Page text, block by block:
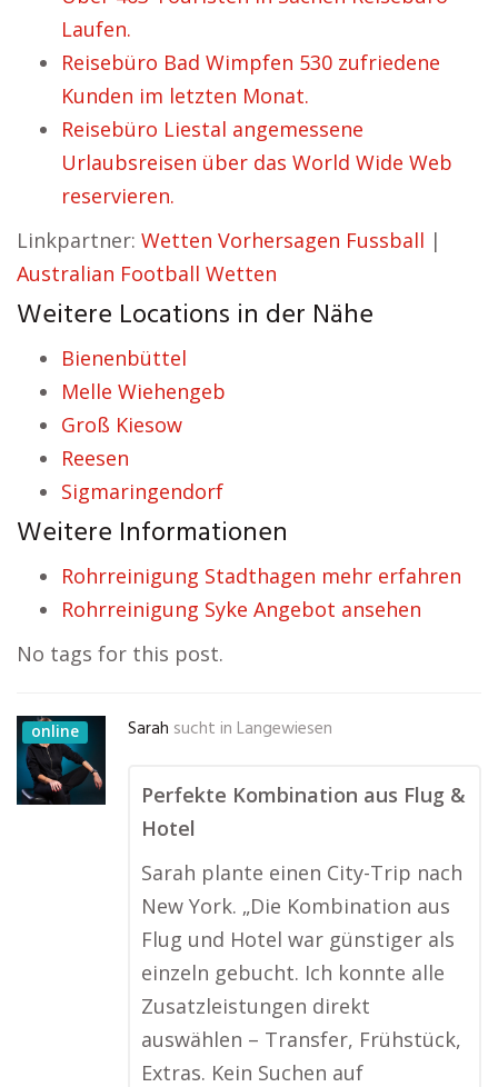
Laufen.
Reisebüro Bad Wimpfen 530 zufriedene
Kunden im letzten Monat.
Reisebüro Liestal angemessene
Urlaubsreisen über das World Wide Web
reservieren.
Linkpartner: Wetten Vorhersagen Fussball |
Australian Football Wetten
Weitere Locations in der Nähe
Bienenbüttel
Melle Wiehengeb
Groß Kiesow
Reesen
Sigmaringendorf
Weitere Informationen
Rohrreinigung Stadthagen mehr erfahren
Rohrreinigung Syke Angebot ansehen
No tags for this post.
online Sarah sucht in Langewiesen
Perfekte Kombination aus Flug &
Hotel
Sarah plante einen City-Trip nach
New York. „Die Kombination aus
Flug und Hotel war günstiger als
einzeln gebucht. Ich konnte alle
Zusatzleistungen direkt
auswählen – Transfer, Frühstück,
Extras. Kein Suchen auf